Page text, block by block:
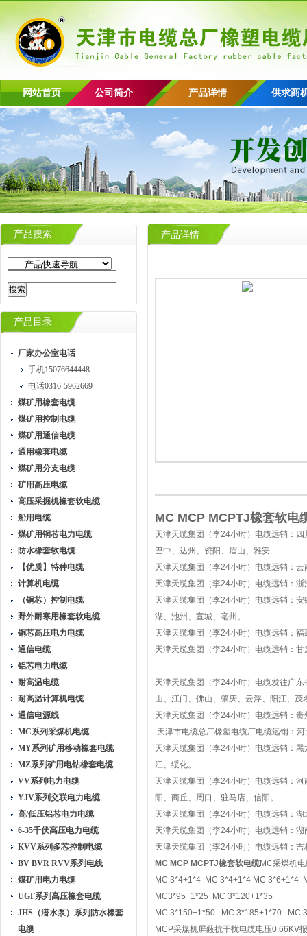
网站首页 公司简介 产品详情 供求商
产品搜索
产品目录
厂家办公室电话
手机15076644448
电话0316-5962669
煤矿用橡套电缆
煤矿用控制电缆
煤矿用通信电缆
通用橡套电缆
煤矿用分支电缆
矿用高压电缆
高压采掘机橡套软电缆
船用电缆
煤矿用铜芯电力电缆
防水橡套软电缆
【优质】特种电缆
计算机电缆
（铜芯）控制电缆
野外耐寒用橡套软电缆
铜芯高压电力电缆
通信电缆
铝芯电力电缆
耐高温电缆
耐高温计算机电缆
通信电源线
MC系列采煤机电缆
MY系列矿用移动橡套电缆
MZ系列矿用电钻橡套电缆
VV系列电力电缆
YJV系列交联电力电缆
高/低压铝芯电力电缆
6-35千伏高压电力电缆
KVV系列多芯控制电缆
BV BVR RVV系列电线
煤矿用电力电缆
UGF系列高压橡套电缆
JHS（潜水泵）系列防水橡套
电缆
产品详情
MC MCP MCPTJ橡套软电
天津天缆集团（李24小时）电缆远销：四
巴中、达州、资阳、眉山、雅安
天津天缆集团（李24小时）电缆远销：云
天津天缆集团（李24小时）电缆远销：浙
天津天缆集团（李24小时）电缆远销：安
湖、池州、宣城、亳州。
天津天缆集团（李24小时）电缆远销：福
天津天缆集团（李24小时）电缆远销：甘
天津天缆集团（李24小时）电缆发往广东
山、江门、佛山、肇庆、云浮、阳江、茂
天津天缆集团（李24小时）电缆远销：贵
天津市电缆总厂橡塑电缆厂电缆远销：河
天津天缆集团（李24小时）电缆远销：黑
江、绥化。
天津天缆集团（李24小时）电缆远销：河
阳、商丘、周口、驻马店、信阳。
天津天缆集团（李24小时）电缆远销：
天津天缆集团（李24小时）电缆远销：
天津天缆集团（李24小时）电缆远销：
MC MCP MCPTJ橡套软电缆MC采煤机
MC 3*4+1*4 MC 3*4+1*4 MC 3*6+1*4
MC3*95+1*25 MC 3*120+1*35
MC 3*150+1*50 MC 3*185+1*70 MC
MCP采煤机屏蔽抗干扰电缆电压0.66KV